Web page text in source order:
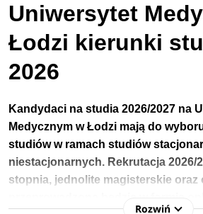
Uniwersytet
Łodzi kierunki
2026
Kandydaci na studia 2026/2027 na
Medycznym w Łodzi mają do
studiów w ramach studiów
niestacjonarnych. Rekrutacja 2026/
stopnia, jednolite magisterskie oraz
Rozwiń